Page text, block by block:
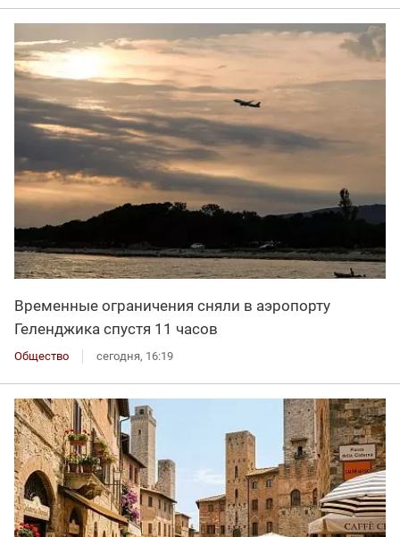
Временные ограничения сняли в аэропорту
Геленджика спустя 11 часов
Общество сегодня, 16:19